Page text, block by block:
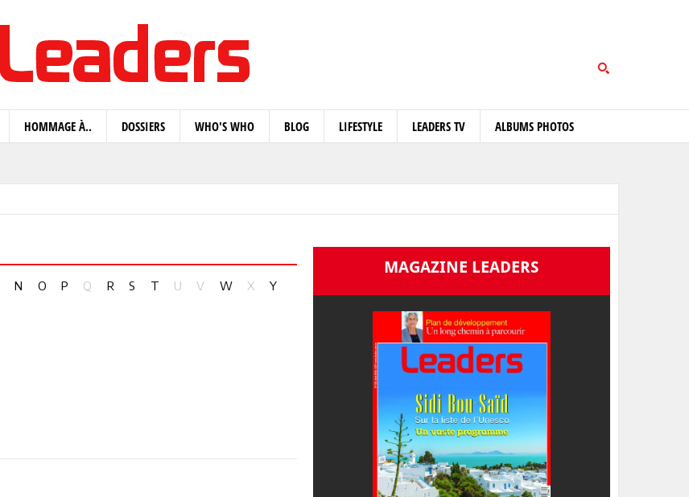
HOMMAGE À.. DOSSIERS WHO'S WHO BLOG LIFESTYLE LEADERS TV ALBUMS PHOTOS
N O P Q R S T U V W X
Y
MAGAZINE LEADERS